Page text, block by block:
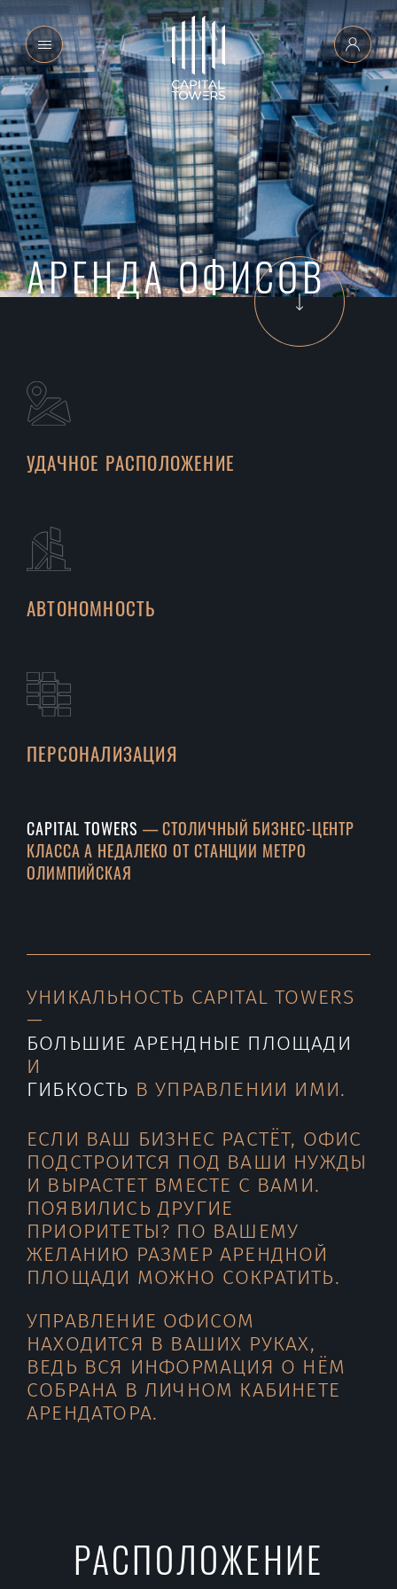
АРЕНДА ОФИСОВ
УДАЧНОЕ РАСПОЛОЖЕНИЕ
АВТОНОМНОСТЬ
ПЕРСОНАЛИЗАЦИЯ
CAPITAL TOWERS — СТОЛИЧНЫЙ БИЗНЕС-ЦЕНТР
КЛАССА А НЕДАЛЕКО ОТ СТАНЦИИ МЕТРО
ОЛИМПИЙСКАЯ
УНИКАЛЬНОСТЬ CAPITAL TOWERS
—
БОЛЬШИЕ АРЕНДНЫЕ ПЛОЩАДИ
И
ГИБКОСТЬ В УПРАВЛЕНИИ ИМИ.
ЕСЛИ ВАШ БИЗНЕС РАСТЁТ, ОФИС
ПОДСТРОИТСЯ ПОД ВАШИ НУЖДЫ
И ВЫРАСТЕТ ВМЕСТЕ С ВАМИ.
ПОЯВИЛИСЬ ДРУГИЕ
ПРИОРИТЕТЫ? ПО ВАШЕМУ
ЖЕЛАНИЮ РАЗМЕР АРЕНДНОЙ
ПЛОЩАДИ МОЖНО СОКРАТИТЬ.
УПРАВЛЕНИЕ ОФИСОМ
НАХОДИТСЯ В ВАШИХ РУКАХ,
ВЕДЬ ВСЯ ИНФОРМАЦИЯ О НЁМ
СОБРАНА В ЛИЧНОМ КАБИНЕТЕ
АРЕНДАТОРА.
РАСПОЛОЖЕНИЕ